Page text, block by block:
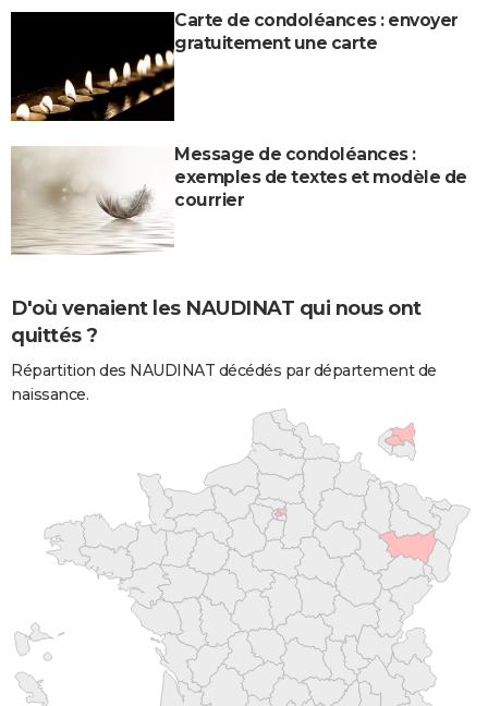
Carte de condoléances : envoyer
gratuitement une carte
Message de condoléances :
exemples de textes et modèle de
courrier
D'où venaient les NAUDINAT qui nous ont
quittés ?
Répartition des NAUDINAT décédés par département de
naissance.